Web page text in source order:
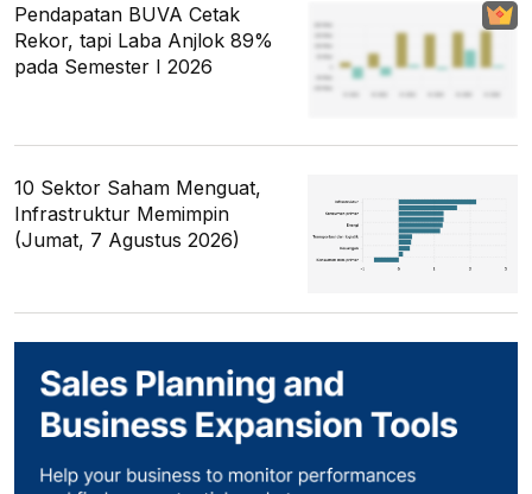
Pendapatan BUVA Cetak
Rekor, tapi Laba Anjlok 89%
pada Semester I 2026
10 Sektor Saham Menguat,
Infrastruktur Memimpin
(Jumat, 7 Agustus 2026)